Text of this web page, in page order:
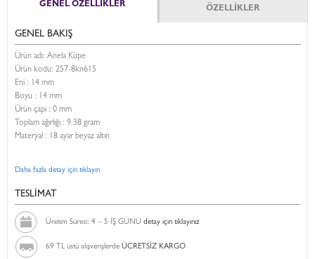
GENEL ÖZELLİKLER ÖZELLİKLER
GENEL BAKIŞ
Ürün adı: Anela Küpe
Ürün kodu: 257-8kn615
Eni : 14 mm
Boyu : 14 mm
Ürün çapı : 0 mm
Toplam ağırlığı : 9.38 gram
Materyal : 18 ayar beyaz altın
Daha fazla detay için tıklayın
TESLİMAT
Üretim Süresi: 4 – 5 İŞ GÜNÜ detay için tıklayınız
69 TL üstü alışverişlerde ÜCRETSİZ KARGO